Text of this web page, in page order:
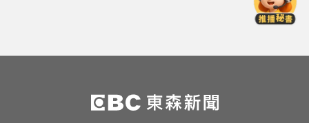
DB12 S登場
金牌員工轉投李多慧！剪輯師突暴
紅狂接20業配 Joeman 認：我也會